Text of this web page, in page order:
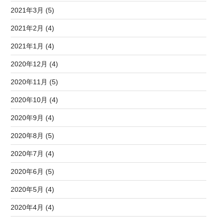
2021年3月 (5)
2021年2月 (4)
2021年1月 (4)
2020年12月 (4)
2020年11月 (5)
2020年10月 (4)
2020年9月 (4)
2020年8月 (5)
2020年7月 (4)
2020年6月 (5)
2020年5月 (4)
2020年4月 (4)